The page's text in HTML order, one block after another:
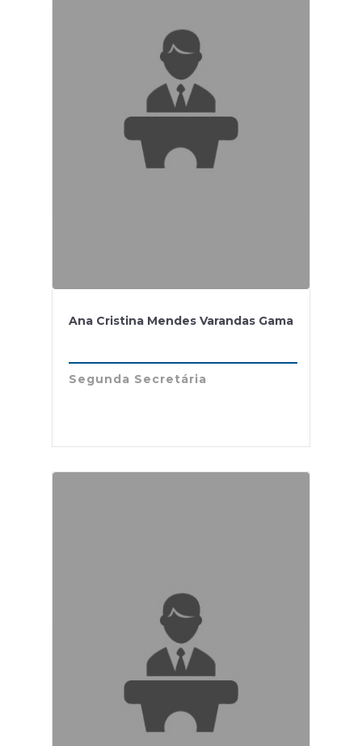
Ana Cristina Mendes Varandas Gama
Segunda Secretária